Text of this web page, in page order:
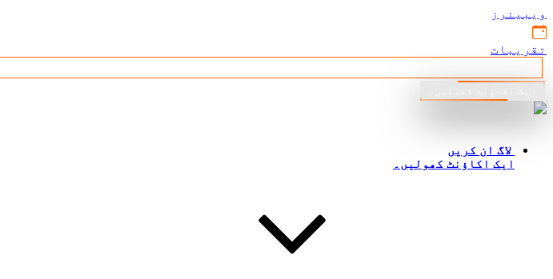
ویبینرز
تقریبات
لاگ ان کریں
ایک اکاؤنٹ کھولیں۔